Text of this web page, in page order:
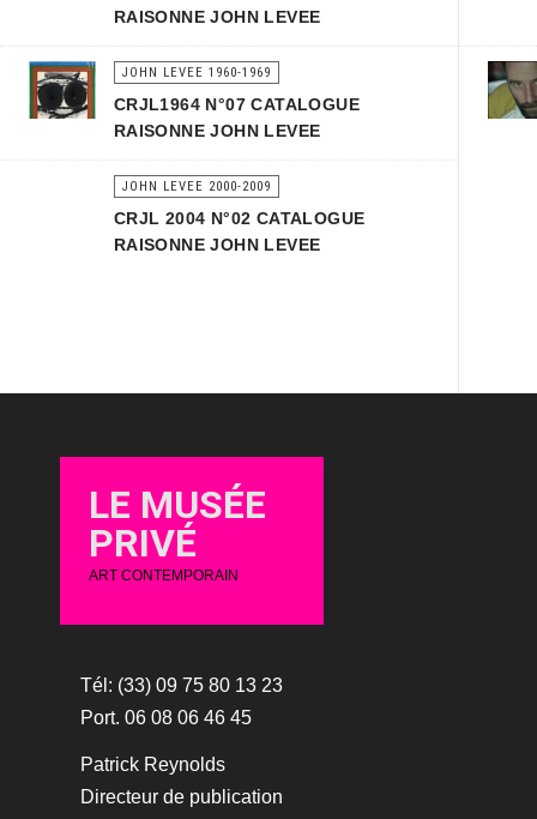
RAISONNE JOHN LEVEE
JOHN LEVEE 1960-1969
CRJL1964 N°07 CATALOGUE
RAISONNE JOHN LEVEE
JOHN LEVEE 2000-2009
CRJL 2004 N°02 CATALOGUE
RAISONNE JOHN LEVEE
LE MUSÉE
PRIVÉ
ART CONTEMPORAIN
Tél: (33) 09 75 80 13 23
Port. 06 08 06 46 45
Patrick Reynolds
Directeur de publication